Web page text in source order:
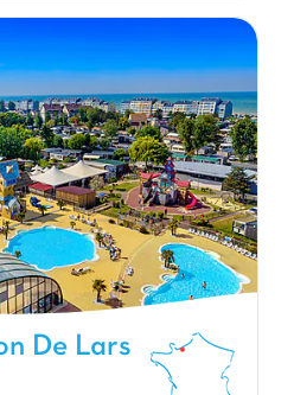
Basse-Normandie
De Lars